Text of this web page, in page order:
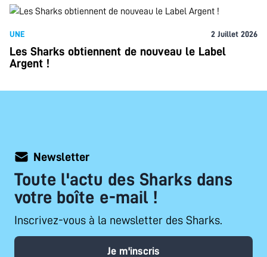
UNE 2 Juillet 2026
Les Sharks obtiennent de nouveau le Label
Argent !
Newsletter
Toute l'actu des Sharks dans
votre boîte e-mail !
Inscrivez-vous à la newsletter des Sharks.
Je m'inscris